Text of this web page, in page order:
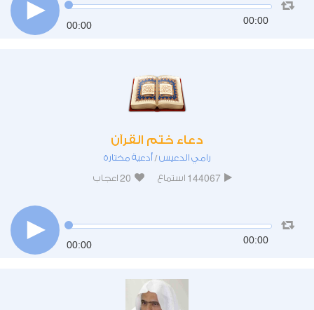
00:00 00:00
دعاء ختم القرآن
رامي الدعيس/أدعية مختارة
144067 استماع 20 اعجاب
00:00 00:00